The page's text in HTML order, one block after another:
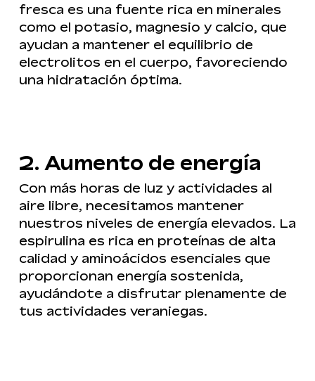
fresca es una fuente rica en minerales
como el potasio, magnesio y calcio, que
ayudan a mantener el equilibrio de
electrolitos en el cuerpo, favoreciendo
una hidratación óptima.
2. Aumento de energía
Con más horas de luz y actividades al
aire libre, necesitamos mantener
nuestros niveles de energía elevados. La
espirulina es rica en proteínas de alta
calidad y aminoácidos esenciales que
proporcionan energía sostenida,
ayudándote a disfrutar plenamente de
tus actividades veraniegas.